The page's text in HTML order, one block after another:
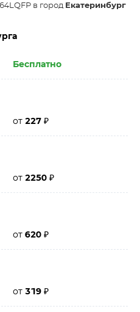
в город Екатеринбург
Бесплатно
от 227 ₽
от 2250 ₽
от 620 ₽
от 319 ₽